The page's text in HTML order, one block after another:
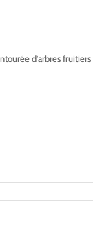
d'arbres fruitiers